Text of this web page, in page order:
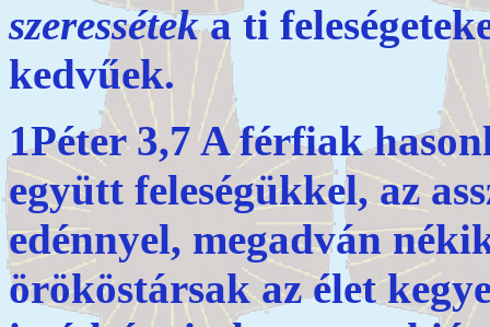
szeresséteka ti
kedvűek.
1Péter 3,7 A férfiak
együtt feleségükkel, az
edénnyel, megadván
örököstársak az élet